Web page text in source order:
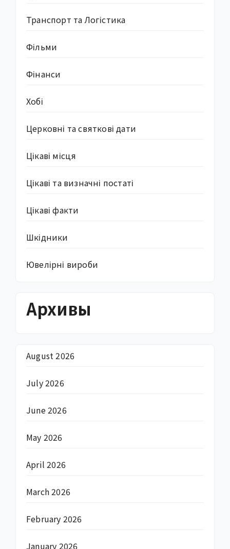
Транспорт та Логістика
Фільми
Фінанси
Хобі
Церковні та святкові дати
Цікаві місця
Цікаві та визначні постаті
Цікаві факти
Шкідники
Ювелірні вироби
Архивы
August 2026
July 2026
June 2026
May 2026
April 2026
March 2026
February 2026
January 2026